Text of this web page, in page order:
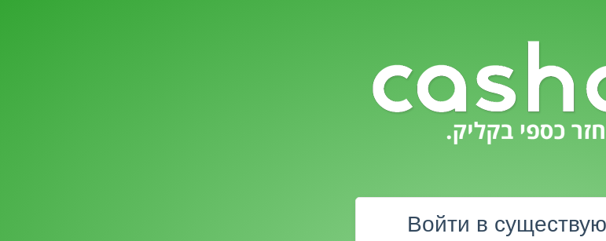
Войти в